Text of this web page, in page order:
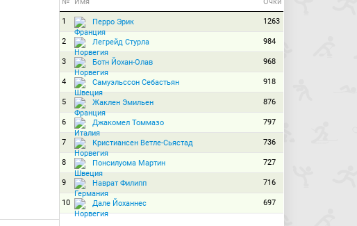
1 Перро Эрик 1263
2 Легрейд Стурла 984
3 Ботн Йохан-Олав 968
4 Самуэльссон Себастьян 918
5 Жаклен Эмильен 876
6 Джакомел Томмазо 797
7 Кристиансен Ветле-Сьястад 736
8 Понсилуома Мартин 727
9 Наврат Филипп 716
10 Дале Йоханнес 697